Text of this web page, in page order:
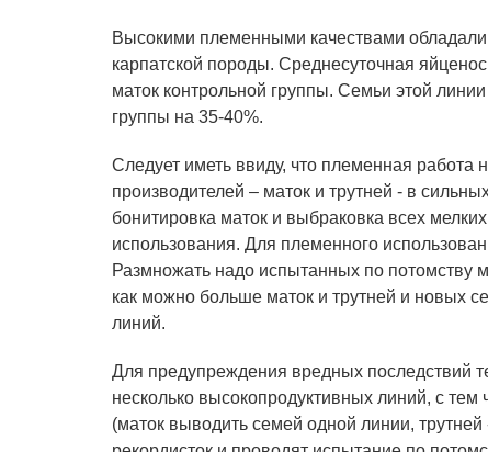
Высокими племенными качествами
карпатской породы. Среднесуточная
маток контрольной группы. Семьи этой
группы на 35-40%.
Следует иметь ввиду, что племенная работа
производителей – маток и трутней - в
бонитировка маток и выбраковка всех
использования. Для племенного
Размножать надо испытанных по потомству
как можно больше маток и трутней и новых
линий.
Для предупреждения вредных последствий
несколько высокопродуктивных линий, с
(маток выводить семей одной линии,